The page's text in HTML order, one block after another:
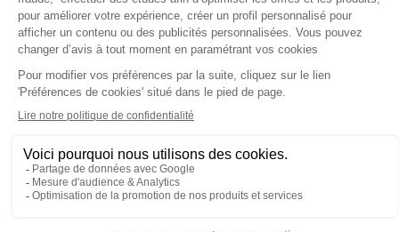
contact@sport2000.fr ou à l’adresse suivante :
Sport 2000 France
Route d’Ollainville
91520 Egly France
Pour en savoir plus sur le traitement de vos données à
Nous vous informons de l’existence de la liste d'opposition
au démarchage téléphonique « Bloctel », sur laquelle vous
pouvez vous inscrire ici : https://conso.bloctel.fr/